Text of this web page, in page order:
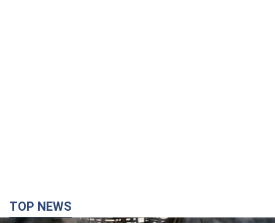
Україні: що буде далі? Інтерв’ю з Шарпом